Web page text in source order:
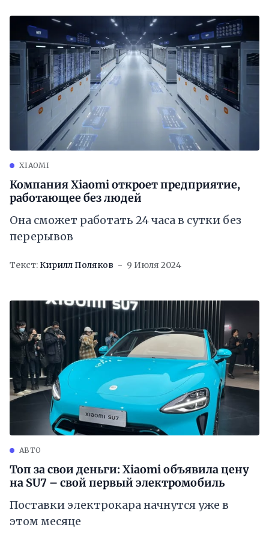
XIAOMI
Компания Xiaomi откроет предприятие,
работающее без людей
Она сможет работать 24 часа в сутки без
перерывов
Текст: Кирилл Поляков 9 Июля 2024
АВТО
Топ за свои деньги: Xiaomi объявила цену
на SU7 – свой первый электромобиль
Поставки электрокара начнутся уже в
этом месяце